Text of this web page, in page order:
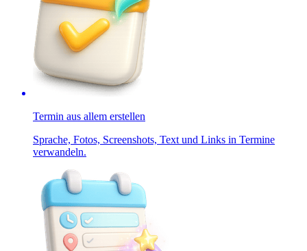
Termin aus allem erstellen
Sprache, Fotos, Screenshots, Text und Links in Termine
verwandeln.